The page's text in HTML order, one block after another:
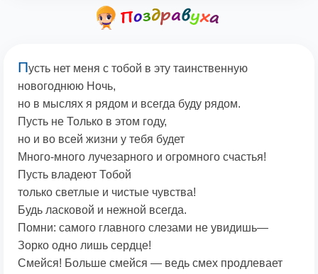
Пусть нет меня с тобой в эту таинственную
новогоднюю Ночь,
но в мыслях я рядом и всегда буду рядом.
Пусть не Только в этом году,
но и во всей жизни у тебя будет
Много-много лучезарного и огромного счастья!
Пусть владеют Тобой
только светлые и чистые чувства!
Будь ласковой и нежной всегда.
Помни: самого главного слезами не увидишь—
Зорко одно лишь сердце!
Смейся! Больше смейся — ведь смех продлевает